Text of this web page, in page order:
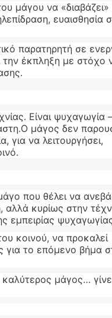
μάγου να «διαβάζει»
ευαισθησία
παρατηρητή σε
την έκπληξη με στόχο
Είναι ψυχαγωγία
μάγος δεν
για να λειτουργήσει,
που θέλει να
αλλά κυρίως στην
εμπειρίας
κοινού, να προκαλεί
για το επόμενο βήμα
μάγος…